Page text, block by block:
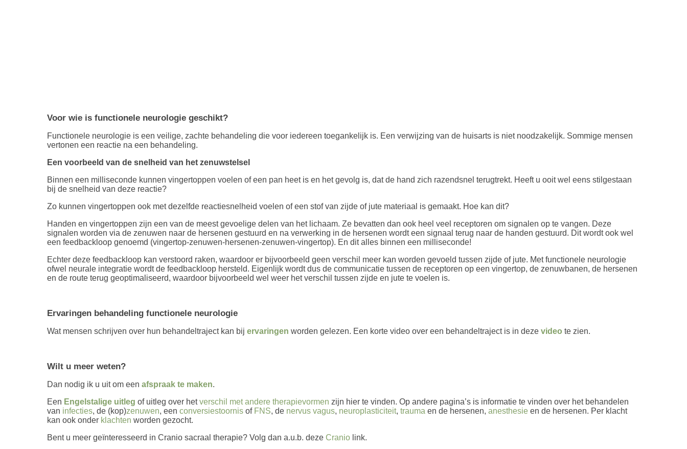
Voor wie is functionele neurologie geschikt?
Functionele neurologie is een veilige, zachte behandeling die voor iedereen toegankelijk is. Een verwijzing van de huisarts is niet noodzakelijk. Sommige mensen
vertonen een reactie na een behandeling.
Een voorbeeld van de snelheid van het zenuwstelsel
Binnen een milliseconde kunnen vingertoppen voelen of een pan heet is en het gevolg is, dat de hand zich razendsnel terugtrekt. Heeft u ooit wel eens stilgestaan
bij de snelheid van deze reactie?
Zo kunnen vingertoppen ook met dezelfde reactiesnelheid voelen of een stof van zijde of jute materiaal is gemaakt. Hoe kan dit?
Handen en vingertoppen zijn een van de meest gevoelige delen van het lichaam. Ze bevatten dan ook heel veel receptoren om signalen op te vangen. Deze
signalen worden via de zenuwen naar de hersenen gestuurd en na verwerking in de hersenen wordt een signaal terug naar de handen gestuurd. Dit wordt ook wel
een feedbackloop genoemd (vingertop-zenuwen-hersenen-zenuwen-vingertop). En dit alles binnen een milliseconde!
Echter deze feedbackloop kan verstoord raken, waardoor er bijvoorbeeld geen verschil meer kan worden gevoeld tussen zijde of jute. Met functionele neurologie
ofwel neurale integratie wordt de feedbackloop hersteld. Eigenlijk wordt dus de communicatie tussen de receptoren op een vingertop, de zenuwbanen, de hersenen
en de route terug geoptimaliseerd, waardoor bijvoorbeeld wel weer het verschil tussen zijde en jute te voelen is.
Ervaringen behandeling functionele neurologie
Wat mensen schrijven over hun behandeltraject kan bij ervaringen worden gelezen. Een korte video over een behandeltraject is in deze video te zien.
Wilt u meer weten?
Dan nodig ik u uit om een afspraak te maken.
Een Engelstalige uitleg of uitleg over hetverschil met andere therapievormen zijn hier te vinden. Op andere pagina’s is informatie te vinden over het behandelen
van infecties, de (kop)zenuwen, een conversiestoornis of FNS, de nervus vagus, neuroplasticiteit, trauma en de hersenen, anesthesie en de hersenen. Per klacht
kan ook onder klachten worden gezocht.
Bent u meer geïnteresseerd in Cranio sacraal therapie? Volg dan a.u.b. deze Cranio link.